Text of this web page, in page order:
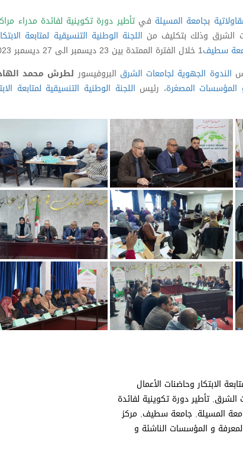
بجامعة المسيلة فيتأطير دورة تكوينية لفائدة مدراء
الشرق وذلك بتكليف من اللجنة الوطنية التنسيقية لمتابعة
سطيف1 خلال الفترة الممتدة بين 23 ديسمبر الى 27 ديسمبر 2023.
الندوة الجهوية لجامعات الشرق البروفيسور لطرش محمد
المؤسسات المصغرة، رئيس اللجنة الوطنية التنسيقية لمتابعة
الابتكار وحاضنات الأعمال
الشرق, تأطير دورة تكوينية لفائدة
المسيلة, جامعة سطيف, مركز
و المؤسسات الناشئة و